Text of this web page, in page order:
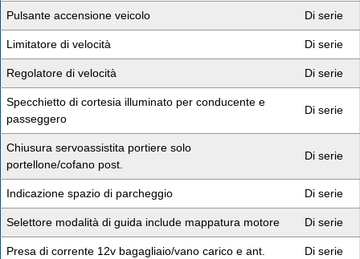
Pulsante accensione veicolo Di serie
Limitatore di velocità Di serie
Regolatore di velocità Di serie
Specchietto di cortesia illuminato per conducente e
passeggero
Di serie
Chiusura servoassistita portiere solo
portellone/cofano post.
Di serie
Indicazione spazio di parcheggio Di serie
Selettore modalità di guida include mappatura motore Di serie
Presa di corrente 12v bagagliaio/vano carico e ant. Di serie